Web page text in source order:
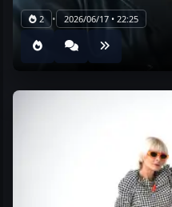
2 • 2026/06/17 • 22:25